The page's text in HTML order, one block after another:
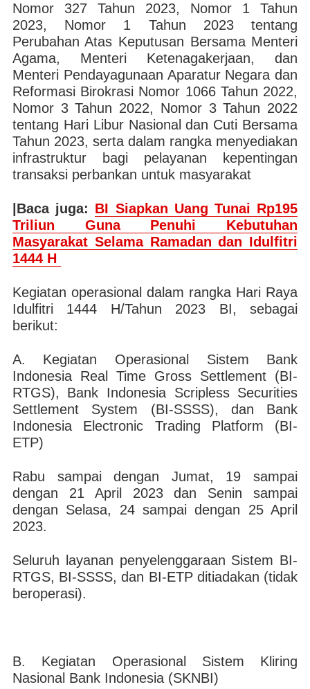
Nomor 327 Tahun 2023, Nomor 1 Tahun
2023, Nomor 1 Tahun 2023 tentang
Perubahan Atas Keputusan Bersama Menteri
Agama, Menteri Ketenagakerjaan, dan
Menteri Pendayagunaan Aparatur Negara dan
Reformasi Birokrasi Nomor 1066 Tahun 2022,
Nomor 3 Tahun 2022, Nomor 3 Tahun 2022
tentang Hari Libur Nasional dan Cuti Bersama
Tahun 2023, serta dalam rangka menyediakan
infrastruktur bagi pelayanan kepentingan
transaksi perbankan untuk masyarakat
|Baca juga: BI Siapkan Uang Tunai Rp195
Triliun Guna Penuhi Kebutuhan
Masyarakat Selama Ramadan dan Idulfitri
1444 H
Kegiatan operasional dalam rangka Hari Raya
Idulfitri 1444 H/Tahun 2023 BI, sebagai
berikut:
A. Kegiatan Operasional Sistem Bank
Indonesia Real Time Gross Settlement (BI-
RTGS), Bank Indonesia Scripless Securities
Settlement System (BI-SSSS), dan Bank
Indonesia Electronic Trading Platform (BI-
ETP)
Rabu sampai dengan Jumat, 19 sampai
dengan 21 April 2023 dan Senin sampai
dengan Se​lasa, 24 sampai dengan 25 April
2023.
Seluruh layanan penyelenggaraan Sistem BI-
RTGS, BI-SSSS, dan BI-ETP ditiadakan (tidak
beroperasi).
B. Kegiatan Operasional Sistem Kliring
Nasional Bank Indonesia (SKNBI)